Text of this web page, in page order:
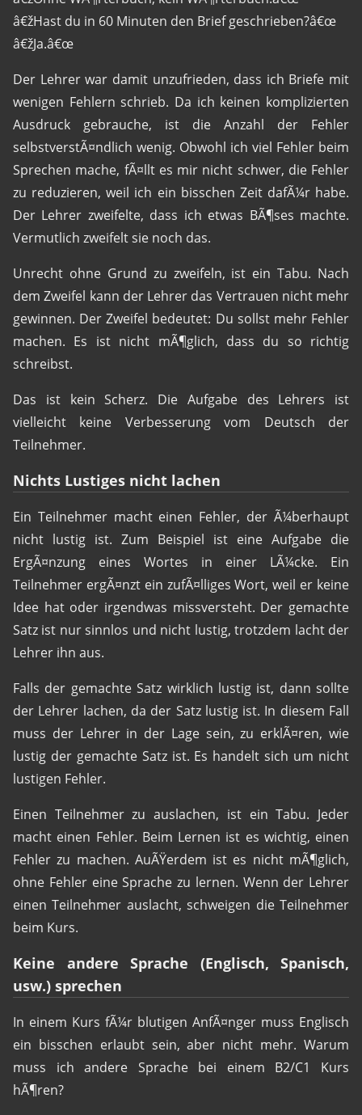
â€žHast du in 60 Minuten den Brief geschrieben?â€œ
â€žJa.â€œ
Der Lehrer war damit unzufrieden, dass ich Briefe mit
wenigen Fehlern schrieb. Da ich keinen komplizierten
Ausdruck gebrauche, ist die Anzahl der Fehler
selbstverstÃ¤ndlich wenig. Obwohl ich viel Fehler beim
Sprechen mache, fÃ¤llt es mir nicht schwer, die Fehler
zu reduzieren, weil ich ein bisschen Zeit dafÃ¼r habe.
Der Lehrer zweifelte, dass ich etwas BÃ¶ses machte.
Vermutlich zweifelt sie noch das.
Unrecht ohne Grund zu zweifeln, ist ein Tabu. Nach
dem Zweifel kann der Lehrer das Vertrauen nicht mehr
gewinnen. Der Zweifel bedeutet: Du sollst mehr Fehler
machen. Es ist nicht mÃ¶glich, dass du so richtig
schreibst.
Das ist kein Scherz. Die Aufgabe des Lehrers ist
vielleicht keine Verbesserung vom Deutsch der
Teilnehmer.
Nichts Lustiges nicht lachen
Ein Teilnehmer macht einen Fehler, der Ã¼berhaupt
nicht lustig ist. Zum Beispiel ist eine Aufgabe die
ErgÃ¤nzung eines Wortes in einer LÃ¼cke. Ein
Teilnehmer ergÃ¤nzt ein zufÃ¤lliges Wort, weil er keine
Idee hat oder irgendwas missversteht. Der gemachte
Satz ist nur sinnlos und nicht lustig, trotzdem lacht der
Lehrer ihn aus.
Falls der gemachte Satz wirklich lustig ist, dann sollte
der Lehrer lachen, da der Satz lustig ist. In diesem Fall
muss der Lehrer in der Lage sein, zu erklÃ¤ren, wie
lustig der gemachte Satz ist. Es handelt sich um nicht
lustigen Fehler.
Einen Teilnehmer zu auslachen, ist ein Tabu. Jeder
macht einen Fehler. Beim Lernen ist es wichtig, einen
Fehler zu machen. AuÃŸerdem ist es nicht mÃ¶glich,
ohne Fehler eine Sprache zu lernen. Wenn der Lehrer
einen Teilnehmer auslacht, schweigen die Teilnehmer
beim Kurs.
Keine andere Sprache (Englisch, Spanisch,
usw.) sprechen
In einem Kurs fÃ¼r blutigen AnfÃ¤nger muss Englisch
ein bisschen erlaubt sein, aber nicht mehr. Warum
muss ich andere Sprache bei einem B2/C1 Kurs
hÃ¶ren?